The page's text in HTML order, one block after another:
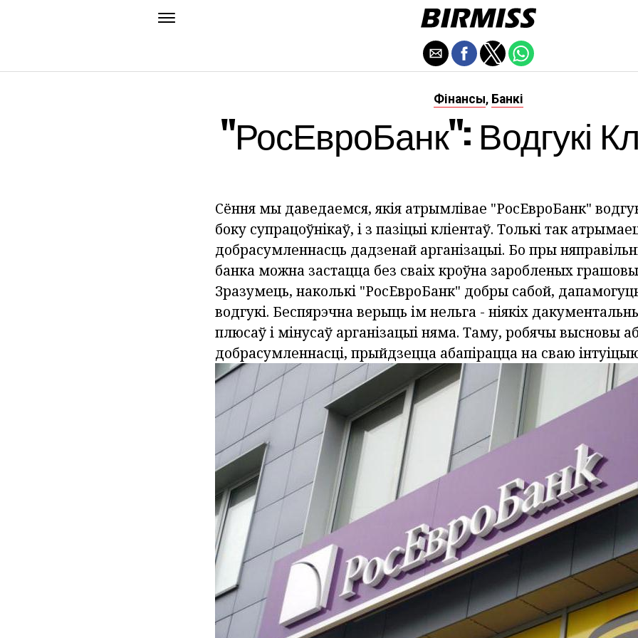
Фінансы, Банкі
"РосЕвроБанк": Водгукі
Сёння мы даведаемся, якія атрымлівае "РосЕвроБанк"
боку супрацоўнікаў, і з пазіцыі кліентаў. Толькі так
добрасумленнасць дадзенай арганізацыі. Бо пры
банка можна застацца без сваіх кроўна заробленых
Зразумець, наколькі "РосЕвроБанк" добры сабой,
водгукі. Беспярэчна верыць ім нельга - ніякіх
плюсаў і мінусаў арганізацыі няма. Таму, робячы высновы
добрасумленнасці, прыйдзецца абапірацца на сваю